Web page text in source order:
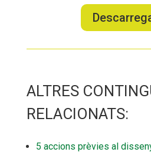
ALTRES
RELACIONATS:
5 accions prèvies al